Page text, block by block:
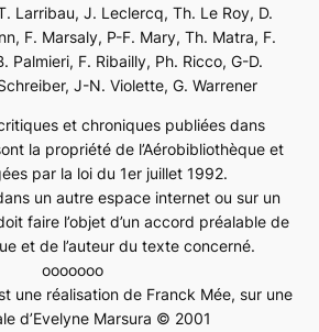
Larribau, J. Leclercq, Th. Le Roy, D.
F. Marsaly, P-F. Mary, Th. Matra, F.
Palmieri, F. Ribailly, Ph. Ricco, G-D.
J-N. Violette, G. Warrener
et chroniques publiées dans
la propriété de l’Aérobibliothèque et
par la loi du 1er juillet 1992.
un autre espace internet ou sur un
faire l’objet d’un accord préalable de
et de l’auteur du texte concerné.
ooooooo
une réalisation de Franck Mée, sur une
d’Evelyne Marsura © 2001